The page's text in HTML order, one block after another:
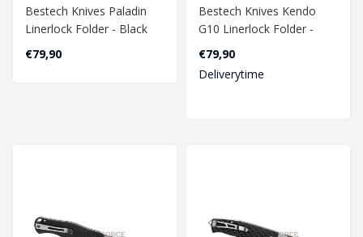
Bestech Knives Paladin
Linerlock Folder - Black
€79,90
Bestech Knives Kendo
G10 Linerlock Folder -
€79,90
Deliverytime